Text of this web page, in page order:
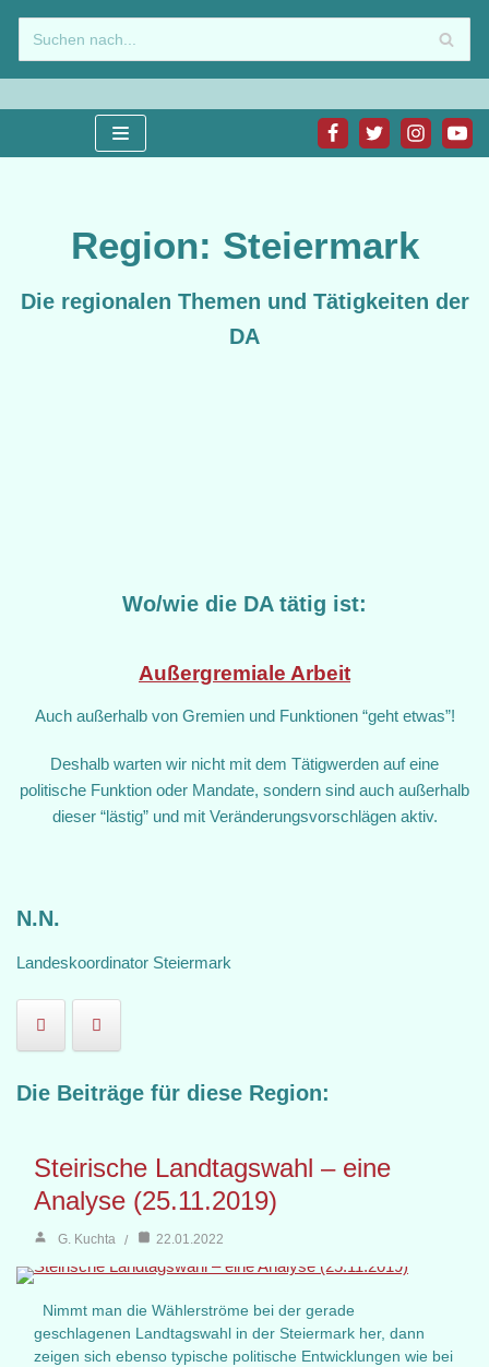
Zum
Inhalt
springen
Region: Steiermark
Die regionalen Themen und Tätigkeiten der
DA
Wo/wie die DA tätig ist:
Außergremiale Arbeit
Auch außerhalb von Gremien und Funktionen “geht etwas”!
Deshalb warten wir nicht mit dem Tätigwerden auf eine
politische Funktion oder Mandate, sondern sind auch außerhalb
dieser “lästig” und mit Veränderungsvorschlägen aktiv.
N.N.
Landeskoordinator Steiermark
Die Beiträge für diese Region:
Steirische Landtagswahl – eine
Analyse (25.11.2019)
G. Kuchta 22.01.2022
Nimmt man die Wählerströme bei der gerade
geschlagenen Landtagswahl in der Steiermark her, dann
zeigen sich ebenso typische politische Entwicklungen wie bei